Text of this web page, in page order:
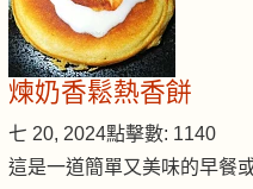
煉奶香鬆熱香餅
七 20, 2024點擊數: 1140
這是一道簡單又美味的早餐